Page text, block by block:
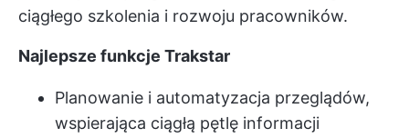
ciągłego szkolenia i rozwoju pracowników.
Najlepsze funkcje Trakstar
Planowanie i automatyzacja przeglądów,
wspierająca ciągłą pętlę informacji